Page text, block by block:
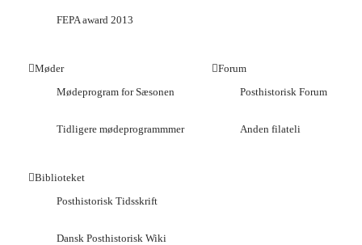
FEPA award 2013
Møder
Mødeprogram for Sæsonen
Tidligere mødeprogrammmer
Forum
Posthistorisk Forum
Anden filateli
Biblioteket
Posthistorisk Tidsskrift
Dansk Posthistorisk Wiki